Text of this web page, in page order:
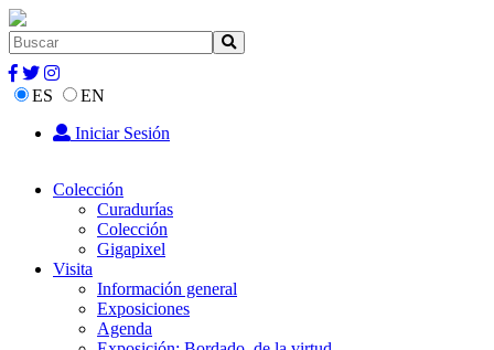
ES
EN
Iniciar Sesión
Colección
Curadurías
Colección
Gigapixel
Visita
Información general
Exposiciones
Agenda